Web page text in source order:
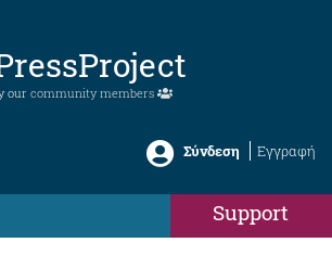
our community members
Σύνδεση Εγγραφή
Support